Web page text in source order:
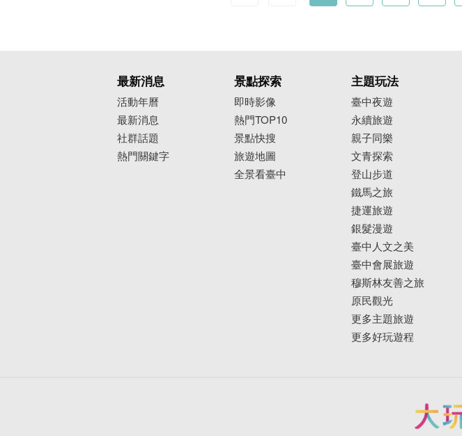
最新消息
活動年曆
最新消息
社群話題
熱門關鍵字
景點探索
即時影像
熱門TOP10
景點快搜
旅遊地圖
全景看臺中
主題玩法
臺中夜遊
永續旅遊
親子同樂
文青探索
登山步道
鐵馬之旅
捷運旅遊
銀髮漫遊
臺中人文之美
臺中會展旅遊
穆斯林友善之旅
原民觀光
更多主題旅遊
更多好玩遊程